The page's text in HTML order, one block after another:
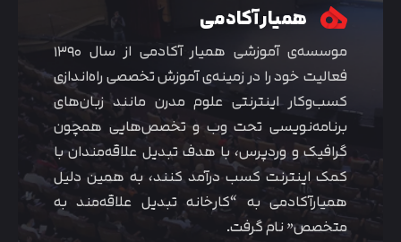
همیار آکادمی
موسسه‌ی آموزشی همیار آکادمی از سال ۱۳۹۰
فعالیت خود را در زمینه‌ی آموزش تخصصی راه‌اندازی
کسب‌و‌کار اینترنتی علوم مدرن مانند زبان‌های
برنامه‌نویسی تحت وب و تخصص‌هایی همچون
گرافیک و وردپرس، با هدف تبدیل علاقه‌مندان با
کمک اینترنت کسب درآمد کنند، به همین دلیل
همیارآکادمی به “کارخانه تبدیل علاقه‌مند به
متخصص” نام گرفت.